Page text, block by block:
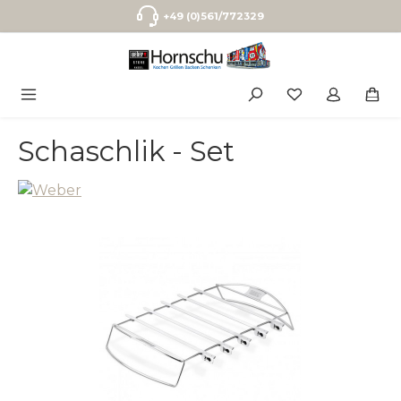
Zum Hauptinhalt springen+49 (0)561/772329
Schaschlik - Set